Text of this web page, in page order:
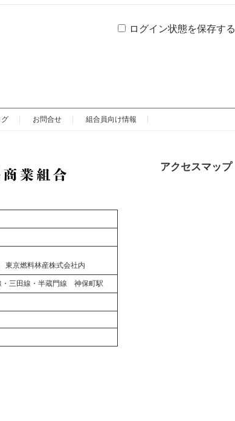
ログイン状態を保存する
グ お問合せ 組合員向け情報
東京燃料林産株式会社内
三田線・半蔵門線 神保町駅
アクセスマップ